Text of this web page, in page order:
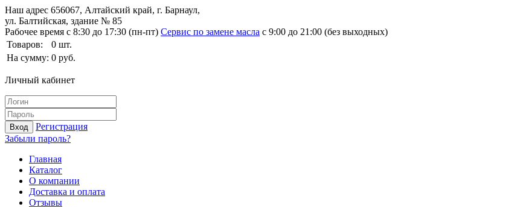
Наш адрес 656067, Алтайский край, г. Барнаул,
ул. Балтийская, здание № 85
Рабочее время с 8:30 до 17:30 (пн-пт) Сервис по замене масла с 9:00 до 21:00 (без выходных)
Товаров:
0 шт.
На сумму: 0 руб.
Личный кабинет
Вход
Регистрация
Забыли пароль?
Главная
Каталог
О компании
Доставка и оплата
Отзывы